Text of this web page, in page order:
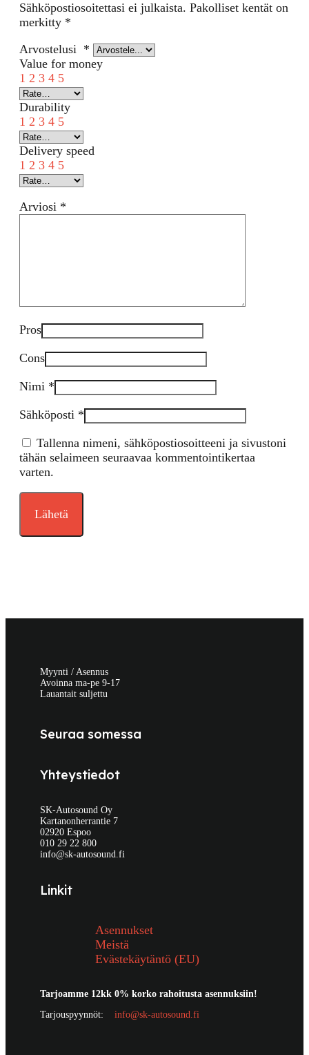
Sähköpostiosoitettasi ei julkaista. Pakolliset kentät on
merkitty *
Arvostelusi *
Value for money
1 2 3 4 5
Durability
1 2 3 4 5
Delivery speed
1 2 3 4 5
Arviosi *
Pros
Cons
Nimi *
Sähköposti *
Tallenna nimeni, sähköpostiosoitteeni ja sivustoni
tähän selaimeen seuraavaa kommentointikertaa
varten.
Myynti / Asennus
Avoinna ma-pe 9-17
Lauantait suljettu
Seuraa somessa
Yhteystiedot
SK-Autosound Oy
Kartanonherrantie 7
02920 Espoo
010 29 22 800
info@sk-autosound.fi
Linkit
Asennukset
Meistä
Evästekäytäntö (EU)
Tarjoamme 12kk 0% korko rahoitusta asennuksiin!
Tarjouspyynnöt: info@sk-autosound.fi